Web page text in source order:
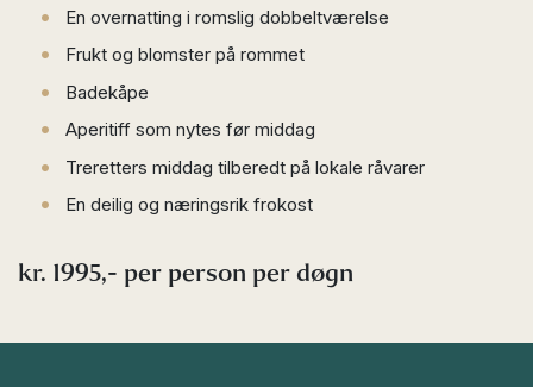
En overnatting i romslig dobbeltværelse
Frukt og blomster på rommet
Badekåpe
Aperitiff som nytes før middag
Treretters middag tilberedt på lokale råvarer
En deilig og næringsrik frokost
kr. 1995,- per person per døgn